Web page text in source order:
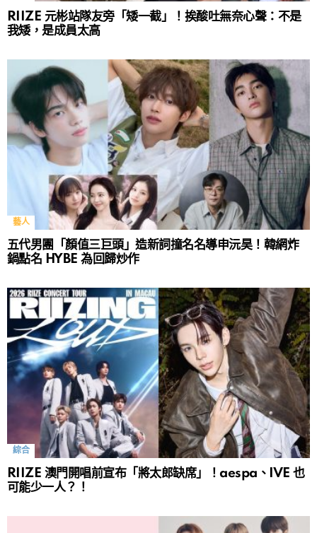
RIIZE 元彬站隊友旁「矮一截」！挨酸吐無奈心聲：不是
我矮，是成員太高
藝人
五代男團「顏值三巨頭」造新詞撞名名導申沅昊！韓網炸
鍋點名 HYBE 為回歸炒作
綜合
RIIZE 澳門開唱前宣布「將太郎缺席」！aespa、IVE 也
可能少一人？！